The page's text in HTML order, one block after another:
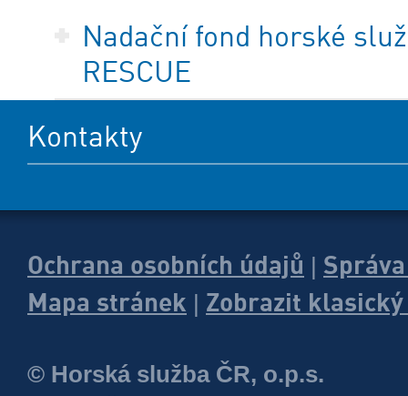
Nadační fond horské
RESCUE
Kontakty
Ochrana osobních údajů
Mapa stránek
Zobrazit
© Horská služba ČR, o.p.s.